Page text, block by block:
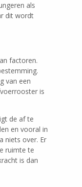
als
dit wordt
factoren.
van een
is
de af te
en vooral in
niets over. Er
ruimte te
is dan